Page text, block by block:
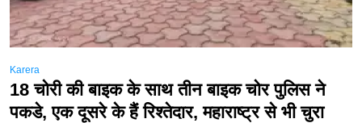
Karera
18 चोरी की बाइक के साथ तीन बाइक चोर पुलिस ने
पकडे, एक दूसरे के हैं रिश्तेदार, महाराष्ट्र से भी चुरा